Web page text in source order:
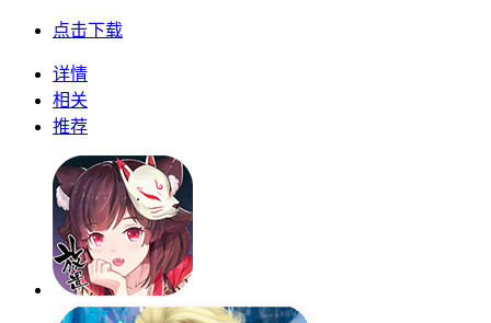
点击下载
详情
相关
推荐